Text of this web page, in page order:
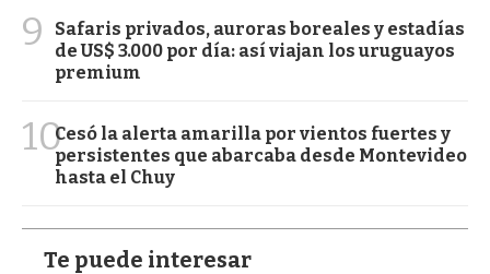
9
Safaris privados, auroras boreales y estadías
de US$ 3.000 por día: así viajan los uruguayos
premium
10Cesó la alerta amarilla por vientos fuertes y
persistentes que abarcaba desde Montevideo
hasta el Chuy
Te puede interesar